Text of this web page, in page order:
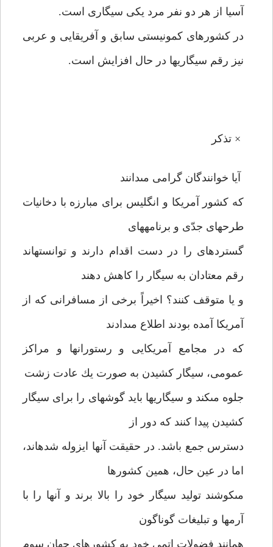
آسيا از هر دو نفر مرد يكى سيگارى است.
در كشورهاى كمونيستى سابق و آفريقايى و عربى
نيز رقم سيگاريها در حال افزايش است.
× تذكر
آيا خوانندگان گرامى مى‏دانند
كه كشور آمريكا و انگليس براى مبارزه با دخانيات
طرحهاى جدّى و برنامه‏هاى
گسترده‏اى را در دست اقدام دارند و توانسته‏اند
رقم معتادان به سيگار را كاهش دهند
و يا متوقف كنند؟ اخيراً برخى از مسافرانى كه از
آمريكا آمده بودند اطلاع مى‏دادند
كه در مجامع آمريكايى و رستورانها و مراكز
عمومى، سيگار كشيدن به صورت يك عادت زشت
جلوه مى‏كند و سيگاريها بايد گوشه‏اى را براى سيگار
كشيدن پيدا كنند كه دور از
دسترس جمع باشد. در حقيقت آنها ايزوله شده‏اند،
اما در عين حال، همين كشورها
مى‏كوشند توليد سيگار خود را بالا برند و آنها را با
آرمها و تبليغات گوناگون
همانند فضولات اتمى خود به كشورهاى جهان سوم